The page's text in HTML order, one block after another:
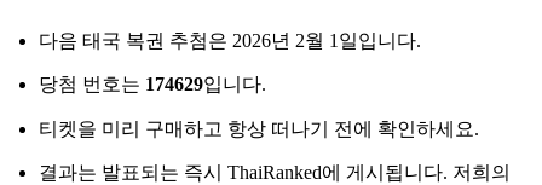
다음 태국 복권 추첨은 2026년 2월 1일입니다.
당첨 번호는 174629입니다.
티켓을 미리 구매하고 항상 떠나기 전에 확인하세요.
결과는 발표되는 즉시 ThaiRanked에 게시됩니다. 저희의